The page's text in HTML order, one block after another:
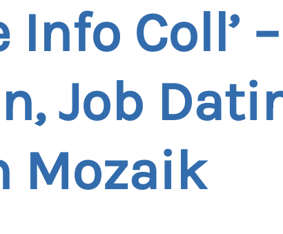
Coll’
Job
Mozaik